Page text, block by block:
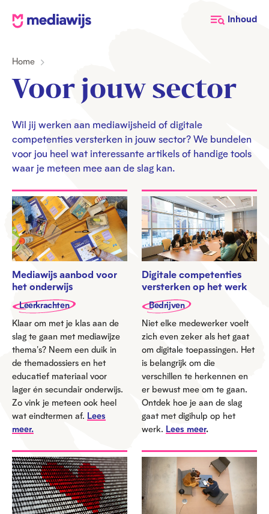
M
w
s
Inhoud
Home
Voor jouw sector
Wil jij werken aan mediawijsheid of digitale
competenties versterken in jouw sector? We bundelen
voor jou heel wat interessante artikels of handige tools
waar je meteen mee aan de slag kan.
Mediawijs aanbod voor
het onderwijs
Leerkrachten
Klaar om met je klas aan de
slag te gaan met mediawijze
thema's? Neem een duik in
de themadossiers en het
educatief materiaal voor
lager én secundair onderwijs.
Zo vink je meteen ook heel
wat eindtermen af. Lees
meer.
Digitale competenties
versterken op het werk
Bedrijven
Niet elke medewerker voelt
zich even zeker als het gaat
om digitale toepassingen. Het
is belangrijk om die
verschillen te herkennen en
er bewust mee om te gaan.
Ontdek hoe je aan de slag
gaat met digihulp op het
werk. Lees meer.